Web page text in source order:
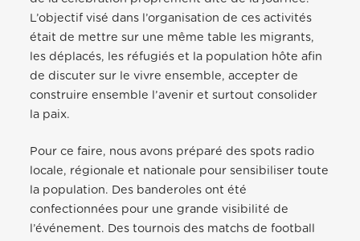
L’objectif visé dans l’organisation de ces activités
était de mettre sur une même table les migrants,
les déplacés, les réfugiés et la population hôte afin
de discuter sur le vivre ensemble, accepter de
construire ensemble l’avenir et surtout consolider
la paix.
Pour ce faire, nous avons préparé des spots radio
locale, régionale et nationale pour sensibiliser toute
la population. Des banderoles ont été
confectionnées pour une grande visibilité de
l’événement. Des tournois des matchs de football